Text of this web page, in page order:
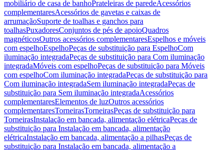
mobiliário de casa de banhoPrateleiras de paredeAcessórios
complementaresAcessórios de gavetas e caixas de
arrumaçãoSuporte de toalhas e ganchos para
toalhasPuxadoresConjuntos de pés de apoioQuadros
magnéticosOutros acessórios complementaresEspelhos e móveis
com espelhoEspelhoPeças de substituição para EspelhoCom
iluminação integradaPeças de substituição para Com iluminação
integradaMóveis com espelhoPeças de substituição para Móveis
com espelhoCom iluminação integradaPeças de substituição para
Com iluminação integradaSem iluminação integradaPeças de
substituição para Sem iluminação integradaAcessórios
complementaresElementos de luzOutros acessórios
complementaresTorneirasTorneirasPeças de substituição para
TorneirasInstalação em bancada, alimentação elétricaPeças de
substituição para Instalação em bancada, alimentação
elétricaInstalação em bancada, alimentação a pilhasPeças de
substituição para Instalação em bancada, alimentação a